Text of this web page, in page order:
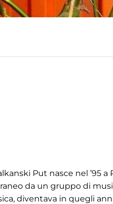
Put nasce nel ’95
da un gruppo di
diventava in quegli